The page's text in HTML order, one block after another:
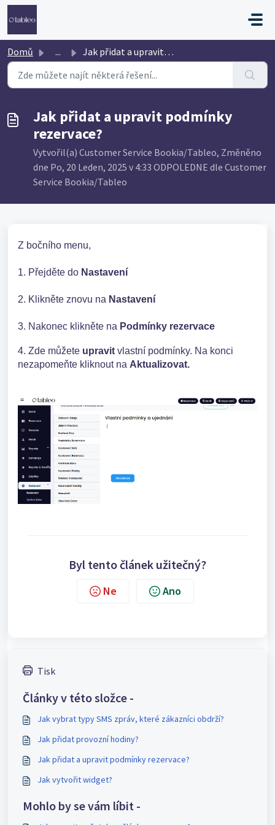
Přeskočit na hlavní obsah
Domů ... Jak přidat a upravit podmínky rezervace?
Jak přidat a upravit podmínky
rezervace?
Vytvořil(a) Customer Service Bookia/Tableo, Změněno
dne Po, 20 Leden, 2025 v 4:33 ODPOLEDNE dle Customer
Service Bookia/Tableo
Z bočního menu,
1. Přejděte do Nastavení
2. Klikněte znovu na Nastavení
3. Nakonec klikněte na Podmínky rezervace
4. Zde můžete upravit vlastní podmínky. Na konci
nezapomeňte kliknout na Aktualizovat.
Byl tento článek užitečný?
Ne Ano
Tisk
Články v této složce -
Jak vybrat typy SMS zpráv, které zákazníci obdrží?
Jak přidat provozní hodiny?
Jak přidat a upravit podmínky rezervace?
Jak vytvořit widget?
Mohlo by se vám líbit -